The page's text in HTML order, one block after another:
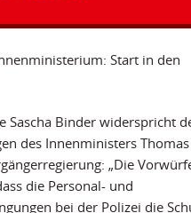
Start in den
Sascha Binder widerspricht
des Innenministers
„Die
die Personal- und
bei der Polizei die